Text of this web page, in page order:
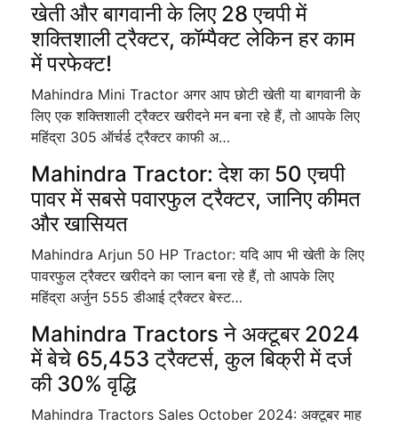
खेती और बागवानी के लिए 28 एचपी में
शक्तिशाली ट्रैक्टर, कॉम्पैक्ट लेकिन हर काम
में परफेक्ट!
Mahindra Mini Tractor अगर आप छोटी खेती या बागवानी के
लिए एक शक्तिशाली ट्रैक्टर खरीदने मन बना रहे हैं, तो आपके लिए
महिंद्रा 305 ऑर्चर्ड ट्रैक्टर काफी अ…
Mahindra Tractor: देश का 50 एचपी
पावर में सबसे पवारफुल ट्रैक्टर, जानिए कीमत
और खासियत
Mahindra Arjun 50 HP Tractor: यदि आप भी खेती के लिए
पावरफुल ट्रैक्टर खरीदने का प्लान बना रहे हैं, तो आपके लिए
महिंद्रा अर्जुन 555 डीआई ट्रैक्टर बेस्ट…
Mahindra Tractors ने अक्टूबर 2024
में बेचे 65,453 ट्रैक्टर्स, कुल बिक्री में दर्ज
की 30% वृद्धि
Mahindra Tractors Sales October 2024: अक्टूबर माह